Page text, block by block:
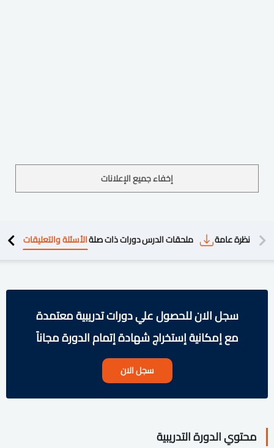
إخفاء جميع الإعلانات
نظرة عامة ملحقات الدرسدورات ذات صلةالأسئلة والتعليقات
سجل الان للحصول علي دورات تدريبية معتمدة
مع إمكانية إستخراج شهادة إتمام الدورة مجاناً
سجل الان
محتوي الدورة التدريبية